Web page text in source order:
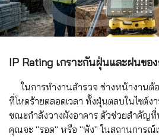
IP Rating เกราะกันฝุ่นและฝนขอ
ในการทำงานสำรวจ ช่างหน้างานต้
ที่โหดร้ายตลอดเวลา ทั้งฝุ่นตลบในไซต์
ขณะกำลังวางผังอาคาร ตัวช่วยสำคัญที่
คุณจะ "รอด" หรือ "พัง" ในสถานการณ์